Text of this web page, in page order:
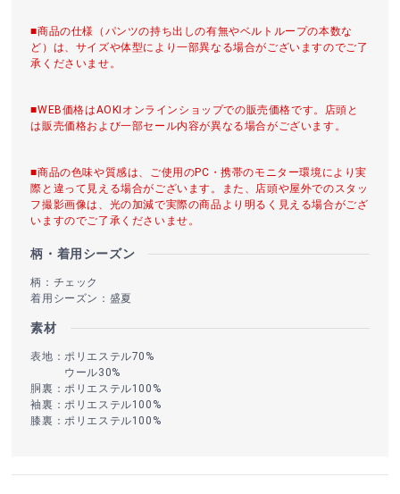
■商品の仕様（パンツの持ち出しの有無やベルトループの本数な
ど）は、サイズや体型により一部異なる場合がございますのでご了
承くださいませ。
■WEB価格はAOKIオンラインショップでの販売価格です。店頭と
は販売価格および一部セール内容が異なる場合がございます。
■商品の色味や質感は、ご使用のPC・携帯のモニター環境により実
際と違って見える場合がございます。また、店頭や屋外でのスタッ
フ撮影画像は、光の加減で実際の商品より明るく見える場合がござ
いますのでご了承くださいませ。
柄・着用シーズン
柄：チェック
着用シーズン：盛夏
素材
表地：ポリエステル70%
ウール30%
胴裏：ポリエステル100%
袖裏：ポリエステル100%
膝裏：ポリエステル100%